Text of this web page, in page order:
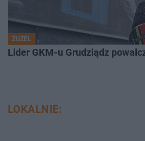
ŻUŻEL
Lider GKM-u Grudziądz
LOKALNIE: